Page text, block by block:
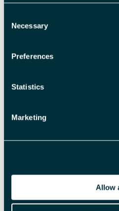
Selection
Necessary
Preferences
Statistics
Marketing
Allow
Billettype
Aldersgrense
Polarsommer